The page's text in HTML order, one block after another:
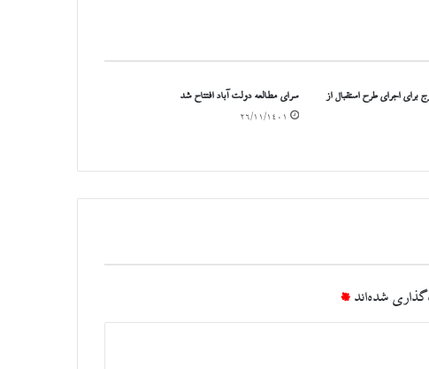
کامل منطقه ۵ کرج برای اجرای طرح استقبال از
سرای مطالعه دولت آباد افتتاح شد
۲۶/۱۱/۱۴۰۱
شده‌اند *